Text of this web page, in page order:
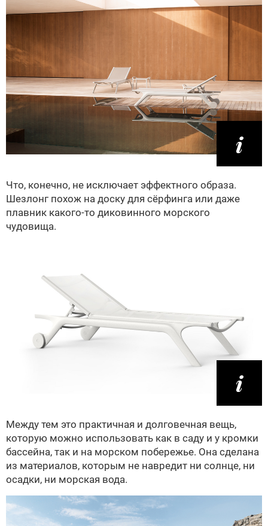
Что, конечно, не исключает эффектного образа.
Шезлонг похож на доску для сёрфинга или даже
плавник какого-то диковинного морского
чудовища.
Между тем это практичная и долговечная вещь,
которую можно использовать как в саду и у кромки
бассейна, так и на морском побережье. Она сделана
из материалов, которым не навредит ни солнце, ни
осадки, ни морская вода.